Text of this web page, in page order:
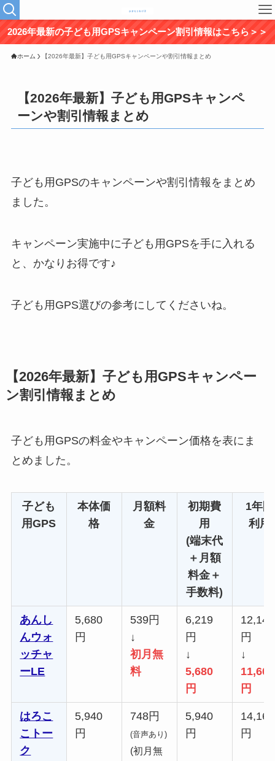
2026年最新の子ども用GPSキャンペーン割引情報はこちら＞＞
ホーム 【2026年最新】子ども用GPSキャンペーンや割引情報まとめ
【2026年最新】子ども用GPSキャンペ
ーンや割引情報まとめ
子ども用GPSのキャンペーンや割引情報をまとめ
ました。
キャンペーン実施中に子ども用GPSを手に入れる
と、かなりお得です♪
子ども用GPS選びの参考にしてくださいね。
【2026年最新】子ども用GPSキャンペー
ン割引情報まとめ
子ども用GPSの料金やキャンペーン価格を表にま
とめました。
子ども
用GPS
本体価
格
月額料
金
初期費
用
(端末代
＋月額
料金＋
手数料)
1年間
利用
あんし
んウォ
ッチャ
ーLE
5,680
円
539円
↓
初月無
料
6,219
円
↓
5,680
円
12,148
円
↓
11,609
円
はろこ
こトー
ク
5,940
円
748円
(音声あり)
(初月無
5,940
円
14,168
円